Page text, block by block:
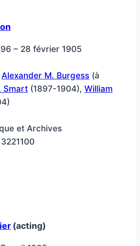
– 28 février 1905
Alexander M. Burgess (à
Smart (1897-1904), William
et Archives
(acting)